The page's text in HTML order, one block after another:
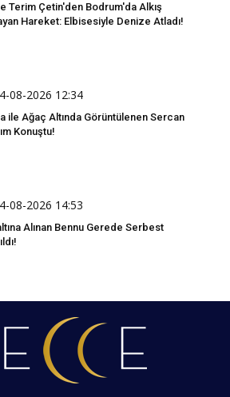
Terim Çetin'den Bodrum'da Alkış
Hareket: Elbisesiyle Denize Atladı!
08-2026 12:34
ile Ağaç Altında Görüntülenen Sercan
Konuştu!
08-2026 14:53
Alınan Bennu Gerede Serbest